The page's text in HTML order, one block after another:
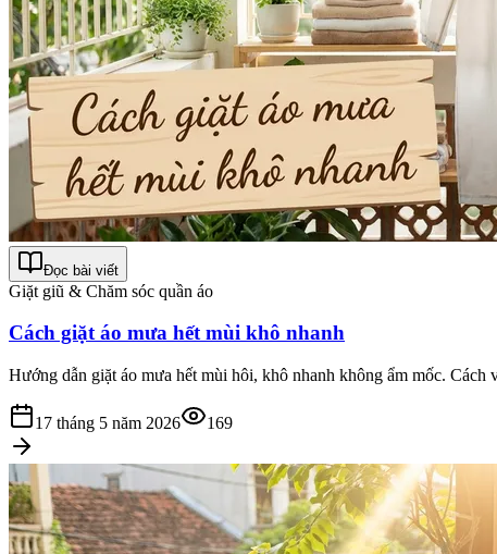
Đọc bài viết
Giặt giũ & Chăm sóc quần áo
Cách giặt áo mưa hết mùi khô nhanh
Hướng dẫn giặt áo mưa hết mùi hôi, khô nhanh không ẩm mốc. Cách
17 tháng 5 năm 2026 169